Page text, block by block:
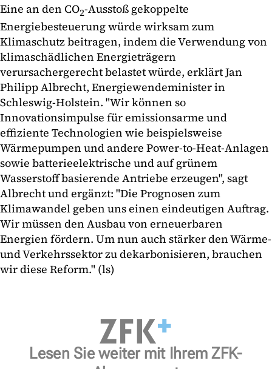
Eine an den CO2-Ausstoß gekoppelte
Energiebesteuerung würde wirksam zum
Klimaschutz beitragen, indem die Verwendung von
klimaschädlichen Energieträgern
verursachergerecht belastet würde, erklärt Jan
Philipp Albrecht, Energiewendeminister in
Schleswig-Holstein. "Wir können so
Innovationsimpulse für emissionsarme und
effiziente Technologien wie beispielsweise
Wärmepumpen und andere Power-to-Heat-Anlagen
sowie batterieelektrische und auf grünem
Wasserstoff basierende Antriebe erzeugen", sagt
Albrecht und ergänzt: "Die Prognosen zum
Klimawandel geben uns einen eindeutigen Auftrag.
Wir müssen den Ausbau von erneuerbaren
Energien fördern. Um nun auch stärker den Wärme-
und Verkehrssektor zu dekarbonisieren, brauchen
wir diese Reform." (ls)
Lesen Sie weiter mit Ihrem ZFK-